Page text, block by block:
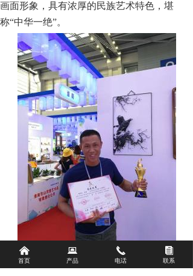
画面形象，具有浓厚的民族艺术特色，堪
称“中华一绝”。
（储铁艺作品《双鹰图》喜获深圳文博会“中
国工艺美术最佳创意奖”金奖）
낀
首页
뀵
产品
끅
电话
뀴
联系